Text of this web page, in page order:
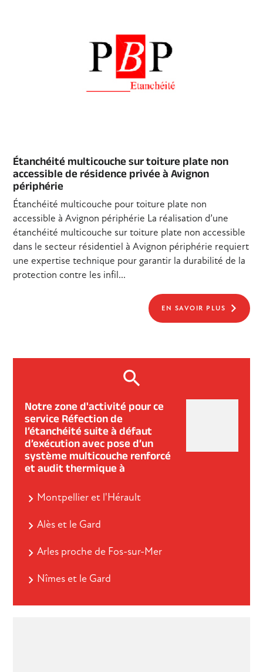
Étanchéité multicouche sur toiture plate non
accessible de résidence privée à Avignon
périphérie
Étanchéité multicouche pour toiture plate non
accessible à Avignon périphérie La réalisation d’une
étanchéité multicouche sur toiture plate non accessible
dans le secteur résidentiel à Avignon périphérie requiert
une expertise technique pour garantir la durabilité de la
protection contre les infil...
EN SAVOIR PLUS
Notre zone d'activité pour ce
service Réfection de
l’étanchéité suite à défaut
d’exécution avec pose d’un
système multicouche renforcé
et audit thermique à
Montpellier et l'Hérault
Alès et le Gard
Arles proche de Fos-sur-Mer
Nîmes et le Gard